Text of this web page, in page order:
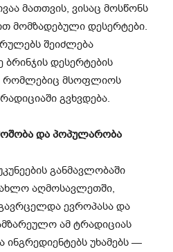
მათთვის, ვისაც მოსწონს
მომზადებული დესერტები.
შეიძლება
დესერტების
რომლებიც მსოფლიოს
გვხვდება.
და პოპულარობა
განმავლობაში
აღმოსავლეთში,
ევროპასა და
ამ ტრადიციას
ინგრედიენტებს უხამებს —